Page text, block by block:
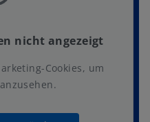
nicht angezeigt
Cookies, um